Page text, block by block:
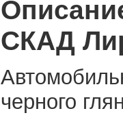
СКАД
черного